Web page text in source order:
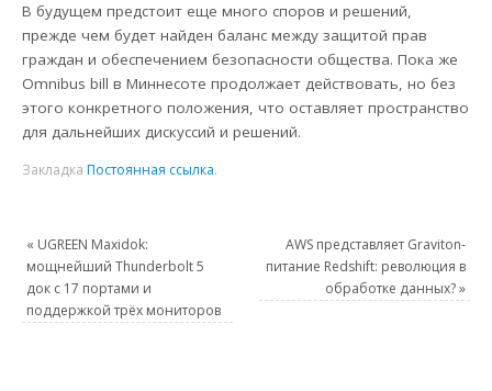
В будущем предстоит еще много споров и решений,
прежде чем будет найден баланс между защитой прав
граждан и обеспечением безопасности общества. Пока же
Omnibus bill в Миннесоте продолжает действовать, но без
этого конкретного положения, что оставляет пространство
для дальнейших дискуссий и решений.
Закладка Постоянная ссылка.
« UGREEN Maxidok:
мощнейший Thunderbolt 5
док с 17 портами и
поддержкой трёх мониторов
AWS представляет Graviton-
питание Redshift: революция в
обработке данных?»